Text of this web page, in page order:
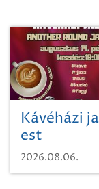
Kávéházi
est
2026.08.06.